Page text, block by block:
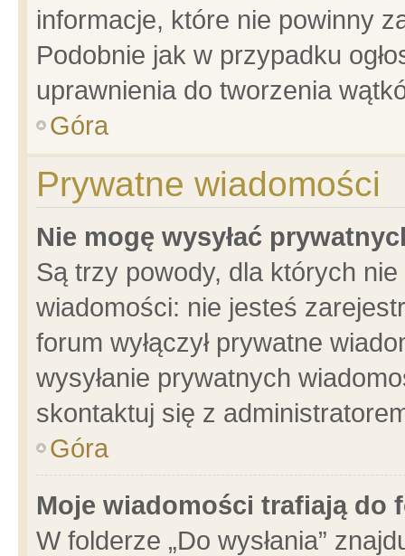
informacje, które nie powinny
Podobnie jak w przypadku
uprawnienia do tworzenia
Góra
Prywatne wiadomości
Nie mogę wysyłać
Są trzy powody, dla których
wiadomości: nie jesteś
forum wyłączył prywatne
wysyłanie prywatnych
skontaktuj się z
Góra
Moje wiadomości trafiają do
W folderze „Do wysłania”